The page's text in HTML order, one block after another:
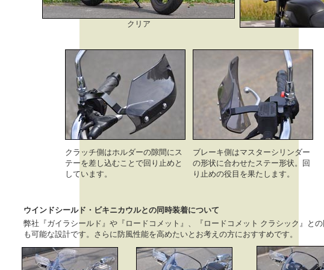
クリア
クラッチ側はホルダーの隙間にス
テーを差し込むことで回り止めと
しています。
ブレーキ側はマスターシリンダー
の形状に合わせたステー形状。回
り止めの役目を果たします。
ウインドシールド・ビキニカウルとの同時装着について
弊社『ガイラシールド』や『ロードコメット』、『ロードコメット クラシック』と
も可能な設計です。さらに防風性能を高めたいとお考えの方におすすめです。